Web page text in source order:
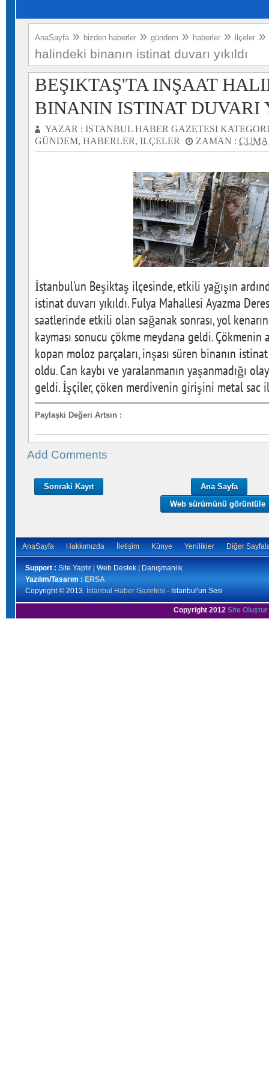
AnaSayfa » bizden haberler » gündem » haberler » ilçeler »
halindeki binanın istinat duvarı yıkıldı
BEŞIKTAŞ'TA INŞAAT
BINANIN ISTINAT
YAZAR : ISTANBUL HABER GAZETESI
GÜNDEM, HABERLER, ILÇELER ZAMAN :
İstanbul'un Beşiktaş ilçesinde, etkili yağışın
istinat duvarı yıkıldı. Fulya Mahallesi Ayazma
saatlerinde etkili olan sağanak sonrası, yol
kayması sonucu çökme meydana geldi. Çökmenin
kopan moloz parçaları, inşası süren binanın istinat
oldu. Can kaybı ve yaralanmanın yaşanmadığı
geldi. İşçiler, çöken merdivenin girişini metal sac
Paylaşki Değeri Artsın :
Add Comments
Sonraki Kayıt
Ana Sayfa
Web sürümünü görüntüle
AnaSayfa Hakkımızda İletişim Künye Yenilikler Diğer
Support : Site Yaptır | Web Destek | Danışmanlık
Yazılım/Tasarım : ERSA
Copyright © 2013. İstanbul Haber Gazetesi - İstanbul'un Sesi
Copyright 2012 Site Oluştur